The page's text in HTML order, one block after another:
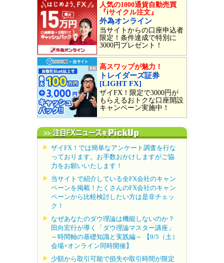
人気の1000通貨自動売買
『iサイクル注文』
外為オンライン
当サイトからの口座申込者
限定！条件達成で特別に
3000円プレゼント！
高スワップが魅力！
トレイダーズ証券
[LIGHT FX]
ザイFX！限定で3000円が
もらえるおトクな口座開設
キャンペーン実施中！
ザイFX！では簡単なアンケート調査を行な
っております。お手数おかけしますがご協
力をお願いいたします！
当サイトで紹介している全FX会社のキャン
ペーンを掲載！たくさんのFX会社のキャン
ペーンから比較検討したい方は是非チェッ
ク！
なぜあなたのダウ理論は機能しないのか？
田向宏行が導く「ダウ理論マスター講座」
～時間軸の基礎知識と実践編～ 【9/5（土）
会場+オンライン同時開催】
少額から取引可能で損失や取引時間が限定